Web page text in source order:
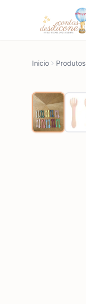
Inicio Produtos